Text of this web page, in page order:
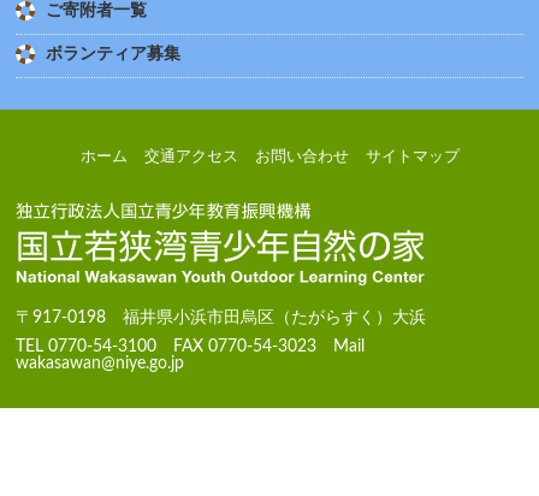
ご寄附者一覧
ボランティア募集
ホーム 交通アクセス お問い合わせ サイトマップ
〒917-0198 福井県小浜市田烏区（たがらすく）大浜
TEL 0770-54-3100 FAX 0770-54-3023 Mail
wakasawan@niye.go.jp